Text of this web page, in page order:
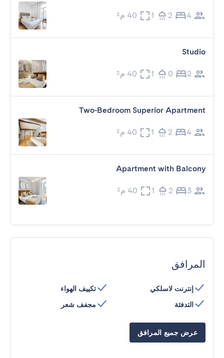
4
2
1 40 م²
Studio
2
0
1 40 م²
Two-Bedroom Superior Apartment
4
2
1 40 م²
Apartment with Balcony
3
2
1 40 م²
المرافق
إنترنت لاسلكي
التدفئة
تكييف الهواء
مجفف شعر
عرض جميع المرافق